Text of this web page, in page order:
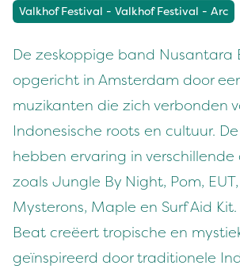
Valkhof Festival - Valkhof Festival - Arc
De zeskoppige band Nusantara
opgericht in Amsterdam door
muzikanten die zich verbonden
Indonesische roots en cultuur.
hebben ervaring in
zoals Jungle By Night, Pom,
Mysterons, Maple en Surf Aid
Beat creëert tropische en
geïnspireerd door traditionele